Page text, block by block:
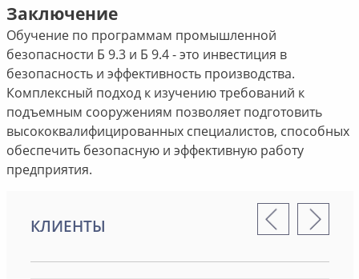
Заключение
Обучение по программам промышленной
безопасности Б 9.3 и Б 9.4 - это инвестиция в
безопасность и эффективность производства.
Комплексный подход к изучению требований к
подъемным сооружениям позволяет подготовить
высококвалифицированных специалистов, способных
обеспечить безопасную и эффективную работу
предприятия.
КЛИЕНТЫ